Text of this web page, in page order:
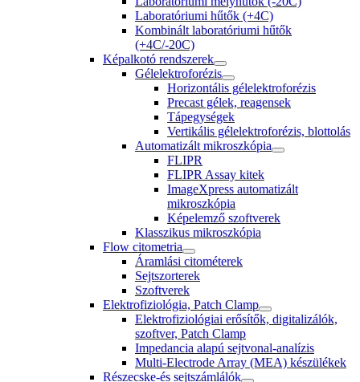
Laboratóriumi hűtők (+4C)
Kombinált laboratóriumi hűtők
(+4C/-20C)
Képalkotó rendszerek
Gélelektroforézis
Horizontális gélelektroforézis
Precast gélek, reagensek
Tápegységek
Vertikális gélelektroforézis, blottolás
Automatizált mikroszkópia
FLIPR
FLIPR Assay kitek
ImageXpress automatizált
mikroszkópia
Képelemző szoftverek
Klasszikus mikroszkópia
Flow citometria
Áramlási citométerek
Sejtszorterek
Szoftverek
Elektrofiziológia, Patch Clamp
Elektrofiziológiai erősítők, digitalizálók,
szoftver, Patch Clamp
Impedancia alapú sejtvonal-analízis
Multi-Electrode Array (MEA) készülékek
Részecske-és sejtszámlálók